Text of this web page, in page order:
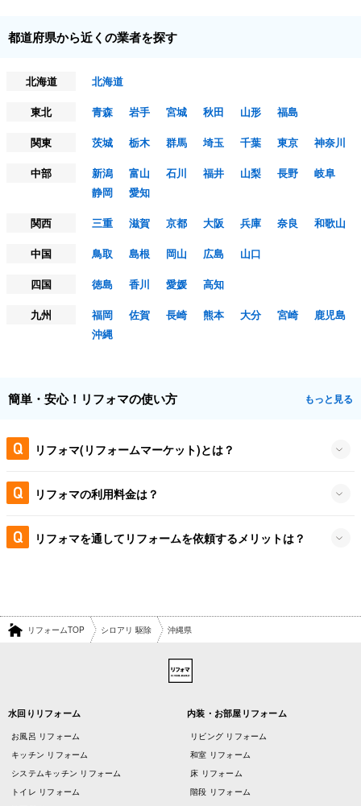
都道府県から近くの業者を探す
北海道
北海道
東北
青森 岩手 宮城 秋田 山形
福島
関東
茨城 栃木 群馬 埼玉 千葉 東京
神奈川
中部
新潟 富山 石川 福井 山梨 長野
岐阜
静岡
愛知
関西
三重 滋賀 京都 大阪 兵庫 奈良
和歌山
中国
鳥取 島根 岡山 広島
山口
四国
徳島 香川 愛媛
高知
九州
福岡 佐賀 長崎 熊本 大分 宮崎
鹿児島
沖縄
簡単・安心！リフォマの使い方 もっと見る
リフォマ(リフォームマーケット)とは？
リフォマの利用料金は？
リフォマを通してリフォームを依頼するメリットは？
リフォームTOP シロアリ 駆除 沖縄県
水回りリフォーム
お風呂 リフォーム
キッチン リフォーム
システムキッチン リフォーム
トイレ リフォーム
内装・お部屋リフォーム
リビング リフォーム
和室 リフォーム
床 リフォーム
階段 リフォーム